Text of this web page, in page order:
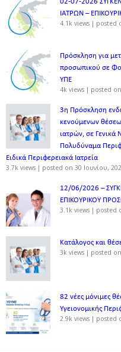
ΙΑΤΡΩΝ –
4.1k views | posted
Πρόσκληση για
προσωπικού σε
ΥΠΕ
4k views | posted
3η Πρόσκληση
κενούμενων
ιατρών, σε Γενικά
Πολυδύναμα
Ειδικά Περιφερειακά Ιατρεία
3.7k views | posted on 30 Ιουνίου,
12/06/2026 –
ΕΠΙΚΟΥΡΙΚΟΥ
3.1k views | posted
Κατάλογος και
3k views | posted
82 νέες μόνιμες
Υγειονομικής
2.9k views | posted